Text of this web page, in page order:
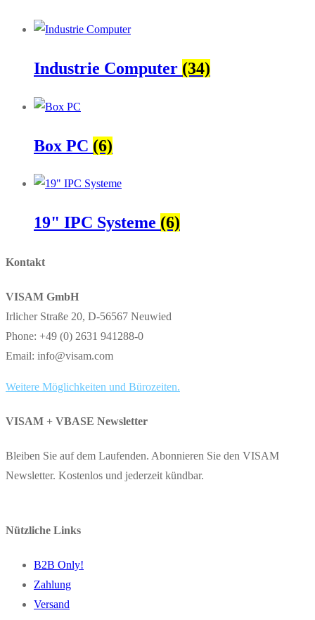
Industrie Computer (34)
Box PC (6)
19" IPC Systeme (6)
Kontakt
VISAM GmbH
Irlicher Straße 20, D-56567 Neuwied
Phone: +49 (0) 2631 941288-0
Email: info@visam.com
Weitere Möglichkeiten und Bürozeiten.
VISAM + VBASE Newsletter
Bleiben Sie auf dem Laufenden. Abonnieren Sie den VISAM
Newsletter. Kostenlos und jederzeit kündbar.
Nützliche Links
B2B Only!
Zahlung
Versand